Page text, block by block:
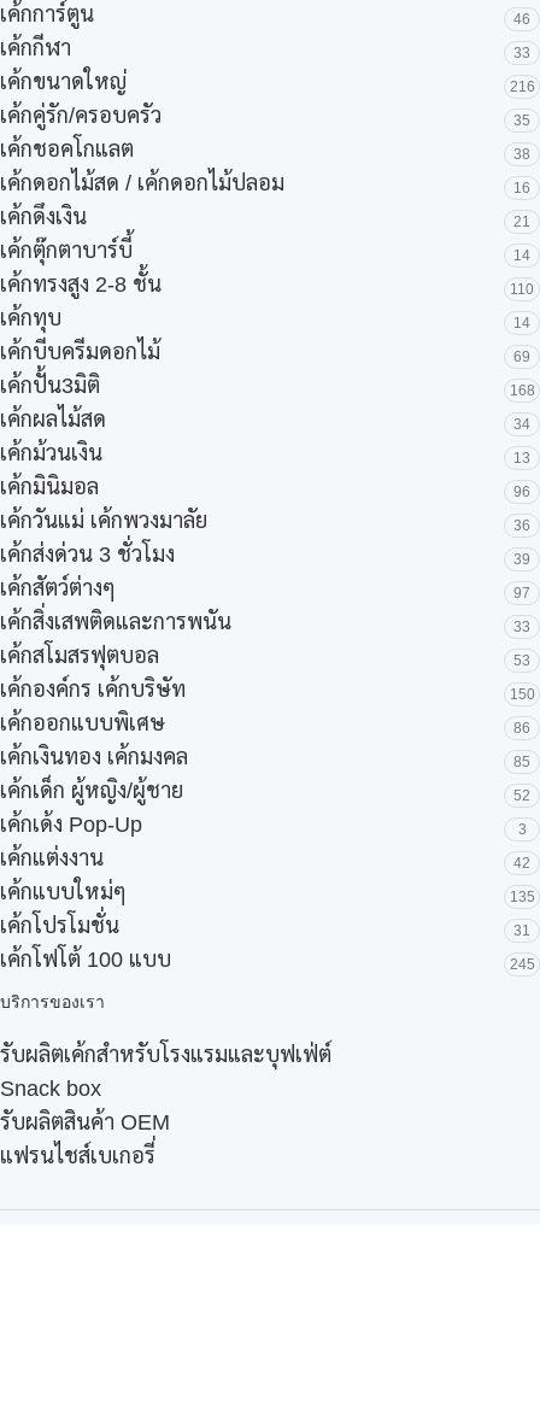
เค้กการ์ตูน 46
เค้กกีฬา 33
เค้กขนาดใหญ่ 216
เค้กคู่รัก/ครอบครัว 35
เค้กชอคโกแลต 38
เค้กดอกไม้สด / เค้กดอกไม้ปลอม 16
เค้กดึงเงิน 21
เค้กตุ๊กตาบาร์บี้ 14
เค้กทรงสูง 2-8 ชั้น 110
เค้กทุบ 14
เค้กบีบครีมดอกไม้ 69
เค้กปั้น3มิติ 168
เค้กผลไม้สด 34
เค้กม้วนเงิน 13
เค้กมินิมอล 96
เค้กวันแม่ เค้กพวงมาลัย 36
เค้กส่งด่วน 3 ชั่วโมง 39
เค้กสัตว์ต่างๆ 97
เค้กสิ่งเสพติดและการพนัน 33
เค้กสโมสรฟุตบอล 53
เค้กองค์กร เค้กบริษัท 150
เค้กออกแบบพิเศษ 86
เค้กเงินทอง เค้กมงคล 85
เค้กเด็ก ผู้หญิง/ผู้ชาย 52
เค้กเด้ง Pop-Up 3
เค้กแต่งงาน 42
เค้กแบบใหม่ๆ 135
เค้กโปรโมชั่น 31
เค้กโฟโต้ 100 แบบ 245
บริการของเรา
รับผลิตเค้กสำหรับโรงแรมและบุฟเฟ่ต์
Snack box
รับผลิตสินค้า OEM
แฟรนไชส์เบเกอรี่